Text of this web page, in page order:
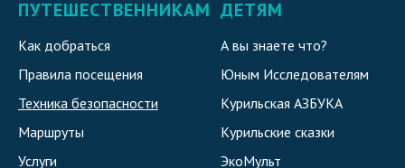
ПУТЕШЕСТВЕННИКАМ
Как добраться
Правила посещения
Техника безопасности
Маршруты
Услуги
ДЕТЯМ
А вы знаете что?
Юным Исследователям
Курильская АЗБУКА
Курильские сказки
ЭкоМульт